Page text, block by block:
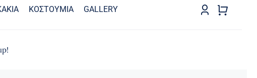
ΚΟΣΤΟΥΜΙΑ GALLERY